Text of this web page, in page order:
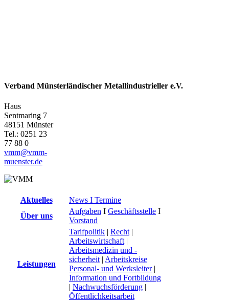
Verband Münsterländischer Metallindustrieller e.V.
Haus
Sentmaring 7
48151 Münster
Tel.: 0251 23
77 88 0
vmm@vmm-
muenster.de
Aktuelles
News I Termine
Über uns
Aufgaben I Geschäftsstelle I
Vorstand
Leistungen
Tarifpolitik | Recht |
Arbeitswirtschaft |
Arbeitsmedizin und -
sicherheit | Arbeitskreise
Personal- und Werksleiter|
Information und Fortbildung
| Nachwuchsförderung |
Öffentlichkeitsarbeit